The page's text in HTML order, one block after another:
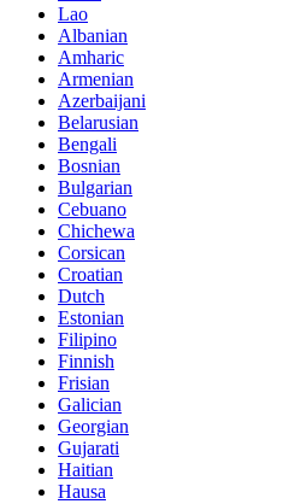
Lao
Albanian
Amharic
Armenian
Azerbaijani
Belarusian
Bengali
Bosnian
Bulgarian
Cebuano
Chichewa
Corsican
Croatian
Dutch
Estonian
Filipino
Finnish
Frisian
Galician
Georgian
Gujarati
Haitian
Hausa